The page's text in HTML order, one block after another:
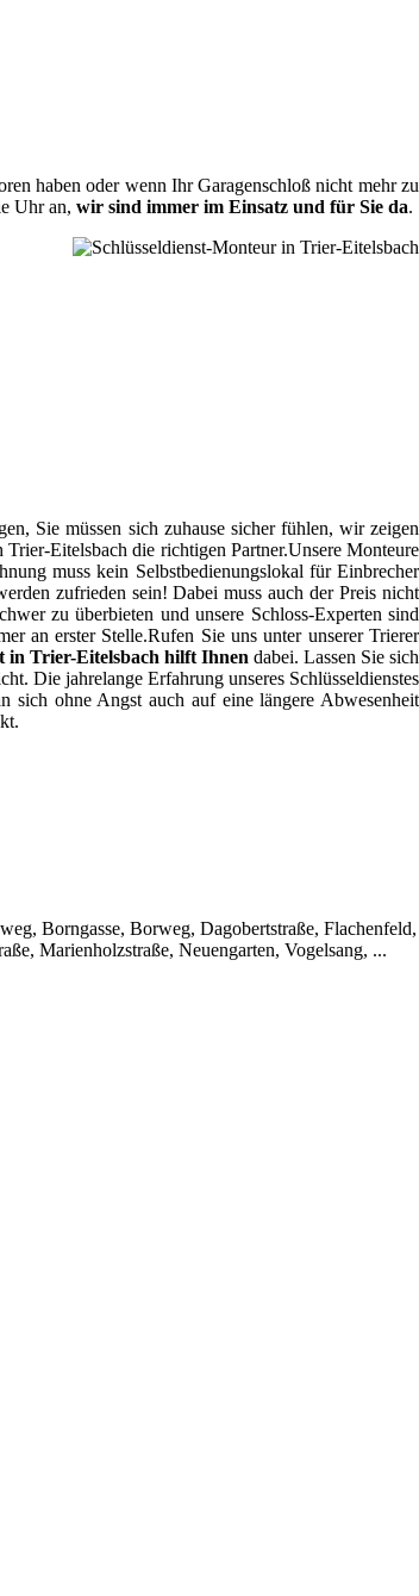
haben oder wenn Ihr Garagenschloß nicht mehr zu
Uhr an, wir sind immer im Einsatz und für Sie da.
Sie müssen sich zuhause sicher fühlen, wir zeigen
Trier-Eitelsbach die richtigen Partner.Unsere Monteure
muss kein Selbstbedienungslokal für Einbrecher
zufrieden sein! Dabei muss auch der Preis nicht
zu überbieten und unsere Schloss-Experten sind
an erster Stelle.Rufen Sie uns unter unserer Trierer
in Trier-Eitelsbach hilft Ihnen dabei. Lassen Sie sich
Die jahrelange Erfahrung unseres Schlüsseldienstes
ohne Angst auch auf eine längere Abwesenheit
Borngasse, Borweg, Dagobertstraße, Flachenfeld,
Marienholzstraße, Neuengarten, Vogelsang, ...